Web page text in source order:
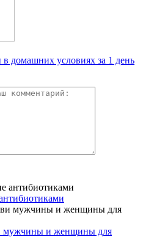
домашних условиях за 1 день
мужчины и женщины для